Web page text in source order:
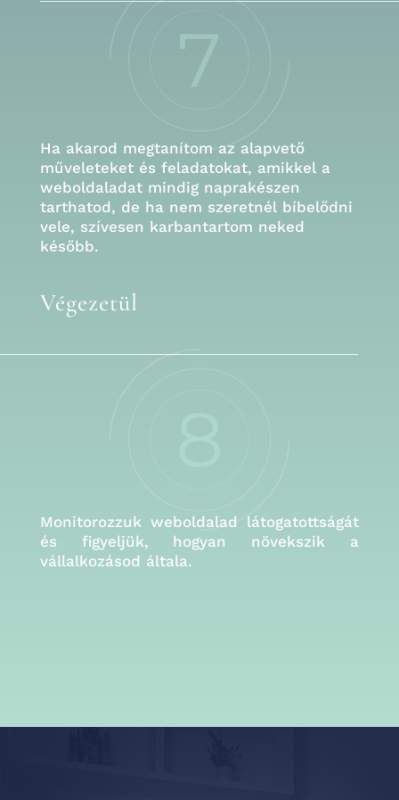
Ha akarod megtanítom az alapvető
műveleteket és feladatokat, amikkel a
weboldaladat mindig naprakészen
tarthatod, de ha nem szeretnél bíbelődni
vele, szívesen karbantartom neked
később.
Végezetül
Monitorozzuk weboldalad látogatottságát
és figyeljük, hogyan növekszik a
vállalkozásod általa.